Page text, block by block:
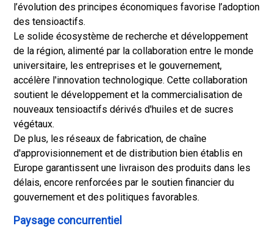
l’évolution des principes économiques favorise l’adoption
des tensioactifs.
Le solide écosystème de recherche et développement
de la région, alimenté par la collaboration entre le monde
universitaire, les entreprises et le gouvernement,
accélère l'innovation technologique. Cette collaboration
soutient le développement et la commercialisation de
nouveaux tensioactifs dérivés d'huiles et de sucres
végétaux.
De plus, les réseaux de fabrication, de chaîne
d'approvisionnement et de distribution bien établis en
Europe garantissent une livraison des produits dans les
délais, encore renforcées par le soutien financier du
gouvernement et des politiques favorables.
Paysage concurrentiel